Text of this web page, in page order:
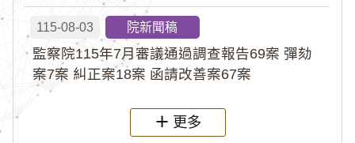
115-08-03 院新聞稿
監察院115年7月審議通過調查報告69案 彈劾
案7案 糾正案18案 函請改善案67案
更多